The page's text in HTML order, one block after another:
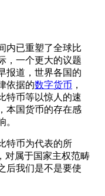
已重塑了全球比
，一个更大的议题
报道，世界各国的
依据的数字货币 ，
特币等以惊人的速
本国货币的存在感
。
币为代表的所
对属于国家主权范畴
后我们是不是要使